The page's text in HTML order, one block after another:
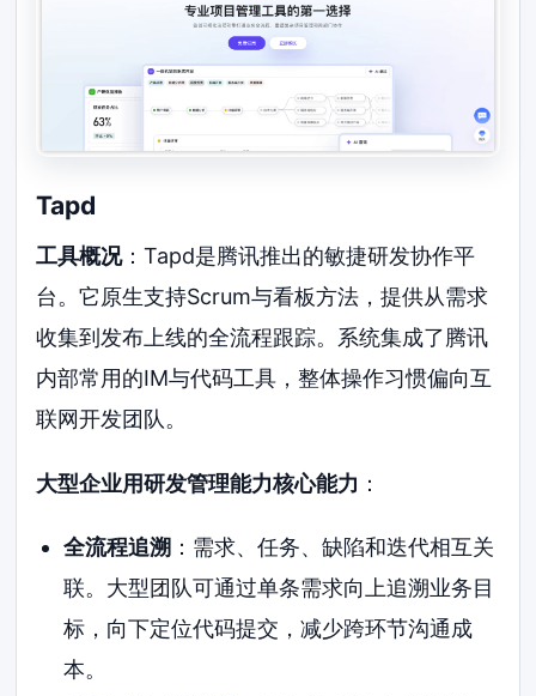
Tapd
工具概况：Tapd是腾讯推出的敏捷研发协作平
台。它原生支持Scrum与看板方法，提供从需求
收集到发布上线的全流程跟踪。系统集成了腾讯
内部常用的IM与代码工具，整体操作习惯偏向互
联网开发团队。
大型企业用研发管理能力核心能力 ：
全流程追溯 ：需求、任务、缺陷和迭代相互关
联。大型团队可通过单条需求向上追溯业务目
标，向下定位代码提交，减少跨环节沟通成
本。